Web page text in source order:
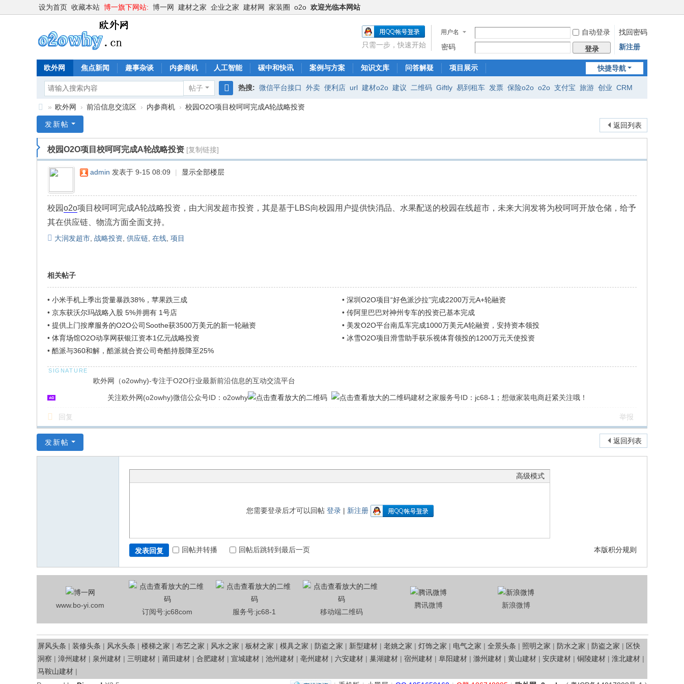
设为首页 收藏本站 博一旗下网站: 博一网 建材之家 企业之家 建材网 家装圈 o2o 欢迎光临本网站
用户名 自动登录
找回密码
密码
登录 新注册
只需一步，快速开始
快捷导航
欧外网 焦点新闻 趣事杂谈 内参商机 人工智能 碳中和快讯 案例与方案 知识文库 问答解疑 项目展示
帖子
搜
热搜: 微信平台接口 外卖 便利店 url 建材o2o 建议 二维码 Giftly 易到租车 发票 保险o2o o2o 支付宝 旅游 创业 CRM
腾讯电商 商业模式 微信O2O
外
网
» 欧外网 › 前沿信息交流区 › 内参商机 › 校园O2O项目校呵呵完成A轮战略投资
返回列表
发新帖
校园O2O项目校呵呵完成A轮战略投资 [复制链接]
admin 发表于 9-15 08:09 | 显示全部楼层
校园o2o项目校呵呵完成A轮战略投资，由大润发超市投资，其是基于LBS向校园用户提供快消品、水果配送的校园在线超市，未来大润发将为校呵呵开放仓储，给予
其在供应链、物流方面全面支持。
大润发超市 战略投资 供应链 在线 项目
相关帖子
• 小米手机上季出货量暴跌38%，苹果跌三成 • 深圳O2O项目“好色派沙拉”完成2200万元A+轮融资
• 京东获沃尔玛战略入股 5%并拥有 1号店 • 传阿里巴巴对神州专车的投资已基本完成
• 提供上门按摩服务的O2O公司Soothe获3500万美元的新一轮融资 • 美发O2O平台南瓜车完成1000万美元A轮融资，安持资本领投
• 体育场馆O2O动享网获银江资本1亿元战略投资 • 冰雪O2O项目滑雪助手获乐视体育领投的1200万元天使投资
• 酷派与360和解，酷派就合资公司奇酷持股降至25%
欧外网（o2owhy)-专注于O2O行业最新前沿信息的互动交流平台
关注欧外网(o2owhy)微信公众号ID：o2owhy 建材之家服务号ID：jc68-1；想做家装电商赶紧关注哦！
回复 举报
返回列表
发新帖
高级模式
您需要登录后才可以回帖 登录| 新注册
本版积分规则
发表回复 回帖并转播 回帖后跳转到最后一页
www.bo-yi.com
订阅号:jc68com
服务号:jc68-1 移动端二维码
腾讯微博 新浪微博
屏风头条 | 装修头条 | 风水头条 | 楼梯之家 | 布艺之家 | 风水之家 | 板材之家 | 模具之家 | 防盗之家 | 新型建材 | 老姚之家 | 灯饰之家 | 电气之家 | 全景头条 | 照明之家 | 防水之家 | 防盗之家 | 区快
洞察 | 漳州建材 | 泉州建材 | 三明建材 | 莆田建材 | 合肥建材 | 宣城建材 | 池州建材 | 亳州建材 | 六安建材 | 巢湖建材 | 宿州建材 | 阜阳建材 | 滁州建材 | 黄山建材 | 安庆建材 | 铜陵建材 | 淮北建材 |
马鞍山建材 |